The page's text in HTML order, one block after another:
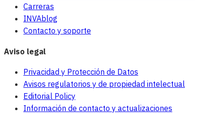
Carreras
INVAblog
Contacto y soporte
Aviso legal
Privacidad y Protección de Datos
Avisos regulatorios y de propiedad intelectual
Editorial Policy
Información de contacto y actualizaciones